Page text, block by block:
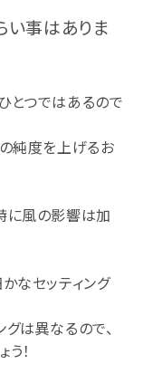
い事はありま
とつではあるので
純度を上げるお
に風の影響は加
なセッティング
は異なるので、
！